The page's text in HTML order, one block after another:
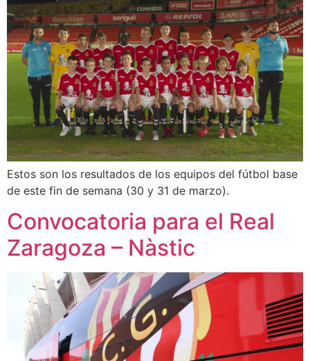
Estos son los resultados de los equipos del fútbol base
de este fin de semana (30 y 31 de marzo).
Convocatoria para el Real
Zaragoza – Nàstic